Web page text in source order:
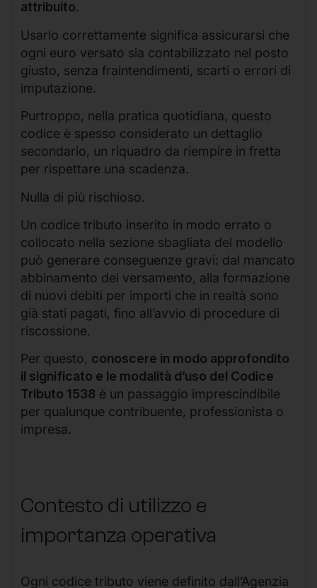
attribuito.
Usarlo correttamente significa assicurarsi che
ogni euro versato sia contabilizzato nel posto
giusto, senza fraintendimenti, scarti o errori di
imputazione.
Purtroppo, nella pratica quotidiana, questo
codice è spesso considerato un dettaglio
secondario, un riquadro da riempire in fretta
per rispettare una scadenza.
Nulla di più rischioso.
Un codice tributo inserito in modo errato o
collocato nella sezione sbagliata del modello
può generare conseguenze gravi: dal mancato
abbinamento del versamento, alla formazione
di nuovi debiti per importi che in realtà sono
già stati pagati, fino all’avvio di procedure di
riscossione.
Per questo, conoscere in modo approfondito
il significato e le modalità d’uso del Codice
Tributo 1538 è un passaggio imprescindibile
per qualunque contribuente, professionista o
impresa.
Contesto di utilizzo e
importanza operativa
Ogni codice tributo viene definito dall’Agenzia